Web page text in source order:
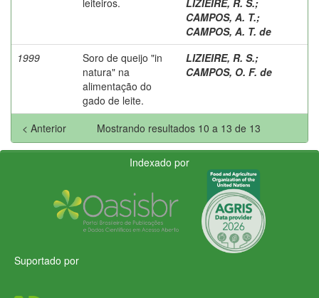
CAMPOS, A. T.;
CAMPOS, A. T. de
1999
Soro de queijo "in
natura" na
alimentação do
gado de leite.
LIZIEIRE, R. S.;
CAMPOS, O. F. de
Mostrando resultados 10 a 13 de 13
< Anterior
Indexado por
Suportado por